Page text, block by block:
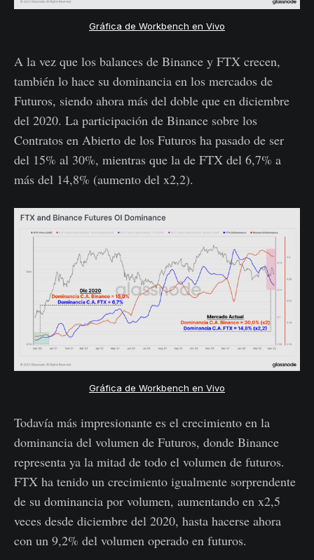
Gráfica de Workbench en Vivo
A la vez que los balances de Binance y FTX crecen,
también lo hace su dominancia en los mercados de
Futuros, siendo ahora más del doble que en diciembre
del 2020. La participación de Binance sobre los
Contratos en Abierto de los Futuros ha pasado de ser
del 15% al 30%, mientras que la de FTX del 6,7% a
más del 14,8% (aumento del x2,2).
Gráfica de Workbench en Vivo
Todavía más impresionante es el crecimiento en la
dominancia del volumen de Futuros, donde Binance
representa ya la mitad de todo el volumen de futuros.
FTX ha tenido un crecimiento igualmente sorprendente
de su dominancia por volumen, aumentando en x2,5
veces desde diciembre del 2020, hasta hacerse ahora
con un 9,2% del volumen operado en futuros.